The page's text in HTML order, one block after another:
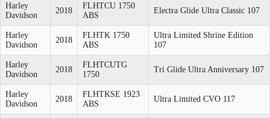
Harley
Davidson
2018
FLHTCU 1750
ABS
Electra Glide Ultra Classic 107
Harley
Davidson
2018
FLHTK 1750
ABS
Ultra Limited Shrine Edition
107
Harley
Davidson
2018
FLHTCUTG
1750
Tri Glide Ultra Anniversary 107
Harley
Davidson
2018
FLHTKSE 1923
ABS
Ultra Limited CVO 117